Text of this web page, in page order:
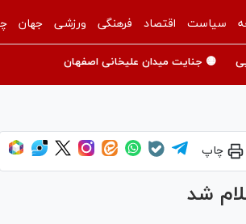
سیاست اقتصاد فرهنگی ورزشی جهان
🟡 جنایت میدان علیخانی اصفهان
چاپ
شد